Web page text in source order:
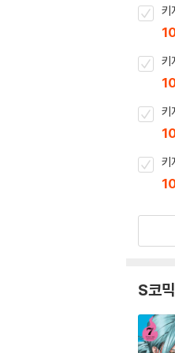
키
키
키
키
S코